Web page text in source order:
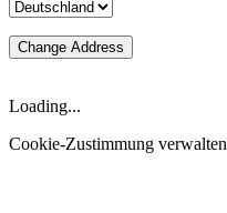
Change Address
Loading...
Cookie-Zustimmung verwalten